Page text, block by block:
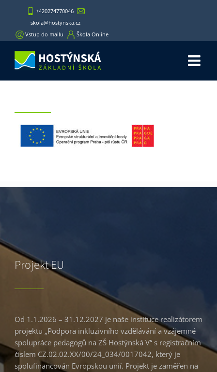
content
+420274770046
skola@hostynska.cz
Vstup do mailu
Škola Online
logo_spravne
Projekt EU
Od 1.1.2026 – 31.12.2027 je naše instituce realizátorem
projektu „Podpora inkluzivního vzdělávání a vzájemné
spolupráce pedagogů na ZŠ Hostýnská V“ s registračním
číslem CZ.02.02.XX/00/24_034/0017042, který je
spolufinancován Evropskou unií. Projekt je zaměřen na